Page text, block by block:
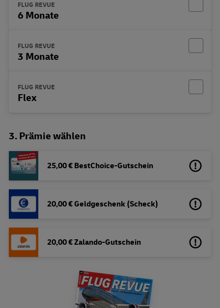
FLUG REVUE
6 Monate
FLUG REVUE
3 Monate
FLUG REVUE
Flex
3. Prämie wählen
25,00 € BestChoice-Gutschein
20,00 € Geldgeschenk (Scheck)
20,00 € Zalando-Gutschein